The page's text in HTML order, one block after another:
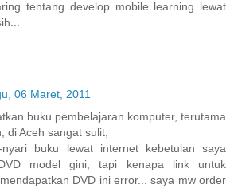
tentang develop mobile learning lewat
06 Maret, 2011
buku pembelajaran komputer, terutama
di Aceh sangat sulit,
buku lewat internet kebetulan saya
model gini, tapi kenapa link untuk
DVD ini error... saya mw order